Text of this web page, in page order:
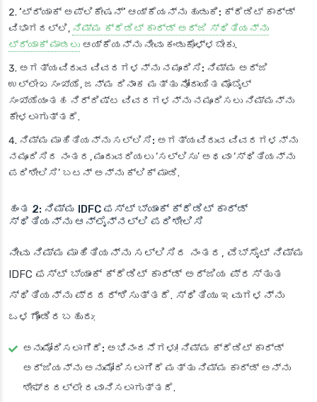
‘ಟ್ರ್ಯಾಕ್ ಅಪ್ಲಿಕೇಷನ್’ ಆಯ್ಕೆಯನ್ನು ಹುಡುಕಿ: ಕ್ರೆಡಿಟ್ ಕಾರ್ಡ್
ವಿಭಾಗದಲ್ಲಿ, ನಿಮ್ಮ ಕ್ರೆಡಿಟ್ ಕಾರ್ಡ್ ಅರ್ಜಿ ಸ್ಥಿತಿಯನ್ನು
ಟ್ರ್ಯಾಕ್ ಮಾಡಲು ಆಯ್ಕೆಯನ್ನು ನೀವು ಕಂಡುಕೊಳ್ಳಬೇಕು.
ಅಗತ್ಯವಿರುವ ವಿವರಗಳನ್ನು ನಮೂದಿಸಿ: ನಿಮ್ಮ ಅರ್ಜಿ
ಉಲ್ಲೇಖ ಸಂಖ್ಯೆ, ಜನ್ಮ ದಿನಾಂಕ ಮತ್ತು ನೋಂದಾಯಿತ ಮೊಬೈಲ್
ಸಂಖ್ಯೆಯಂತಹ ನಿರ್ದಿಷ್ಟ ವಿವರಗಳನ್ನು ನಮೂದಿಸಲು ನಿಮ್ಮನ್ನು
ಕೇಳಲಾಗುತ್ತದೆ.
ನಿಮ್ಮ ಮಾಹಿತಿಯನ್ನು ಸಲ್ಲಿಸಿ: ಅಗತ್ಯವಿರುವ ವಿವರಗಳನ್ನು
ನಮೂದಿಸಿದ ನಂತರ, ಮುಂದುವರಿಯಲು ‘ಸಲ್ಲಿಸು’ ಅಥವಾ ‘ಸ್ಥಿತಿಯನ್ನು
ಪರಿಶೀಲಿಸಿ’ ಬಟನ್ ಅನ್ನು ಕ್ಲಿಕ್ ಮಾಡಿ.
ಹಂತ 2: ನಿಮ್ಮ IDFC ಫಸ್ಟ್ ಬ್ಯಾಂಕ್ ಕ್ರೆಡಿಟ್ ಕಾರ್ಡ್
ಸ್ಥಿತಿಯನ್ನು ಆನ್‌ಲೈನ್‌ನಲ್ಲಿ ಪರಿಶೀಲಿಸಿ
ನೀವು ನಿಮ್ಮ ಮಾಹಿತಿಯನ್ನು ಸಲ್ಲಿಸಿದ ನಂತರ, ವೆಬ್‌ಸೈಟ್ ನಿಮ್ಮ
IDFC ಫಸ್ಟ್ ಬ್ಯಾಂಕ್ ಕ್ರೆಡಿಟ್ ಕಾರ್ಡ್ ಅರ್ಜಿಯ ಪ್ರಸ್ತುತ
ಸ್ಥಿತಿಯನ್ನು ಪ್ರದರ್ಶಿಸುತ್ತದೆ. ಸ್ಥಿತಿಯು ಇವುಗಳನ್ನು
ಒಳಗೊಂಡಿರಬಹುದು:
ಅನುಮೋದಿಸಲಾಗಿದೆ: ಅಭಿನಂದನೆಗಳು! ನಿಮ್ಮ ಕ್ರೆಡಿಟ್ ಕಾರ್ಡ್
ಅರ್ಜಿಯನ್ನು ಅನುಮೋದಿಸಲಾಗಿದೆ ಮತ್ತು ನಿಮ್ಮ ಕಾರ್ಡ್ ಅನ್ನು
ಶೀಘ್ರದಲ್ಲೇ ರವಾನಿಸಲಾಗುತ್ತದೆ.